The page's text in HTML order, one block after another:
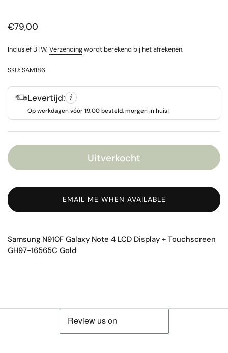
Prijs:
€79,00
Inclusief BTW. Verzendingwordt berekend bij het afrekenen.
SKU: SAM186
Levertijd:
Op werkdagen vóór 19:00 besteld, morgen in huis!
Uitverkocht
EMAIL ME WHEN AVAILABLE
Samsung N910F Galaxy Note 4 LCD Display + Touchscreen
GH97-16565C Gold